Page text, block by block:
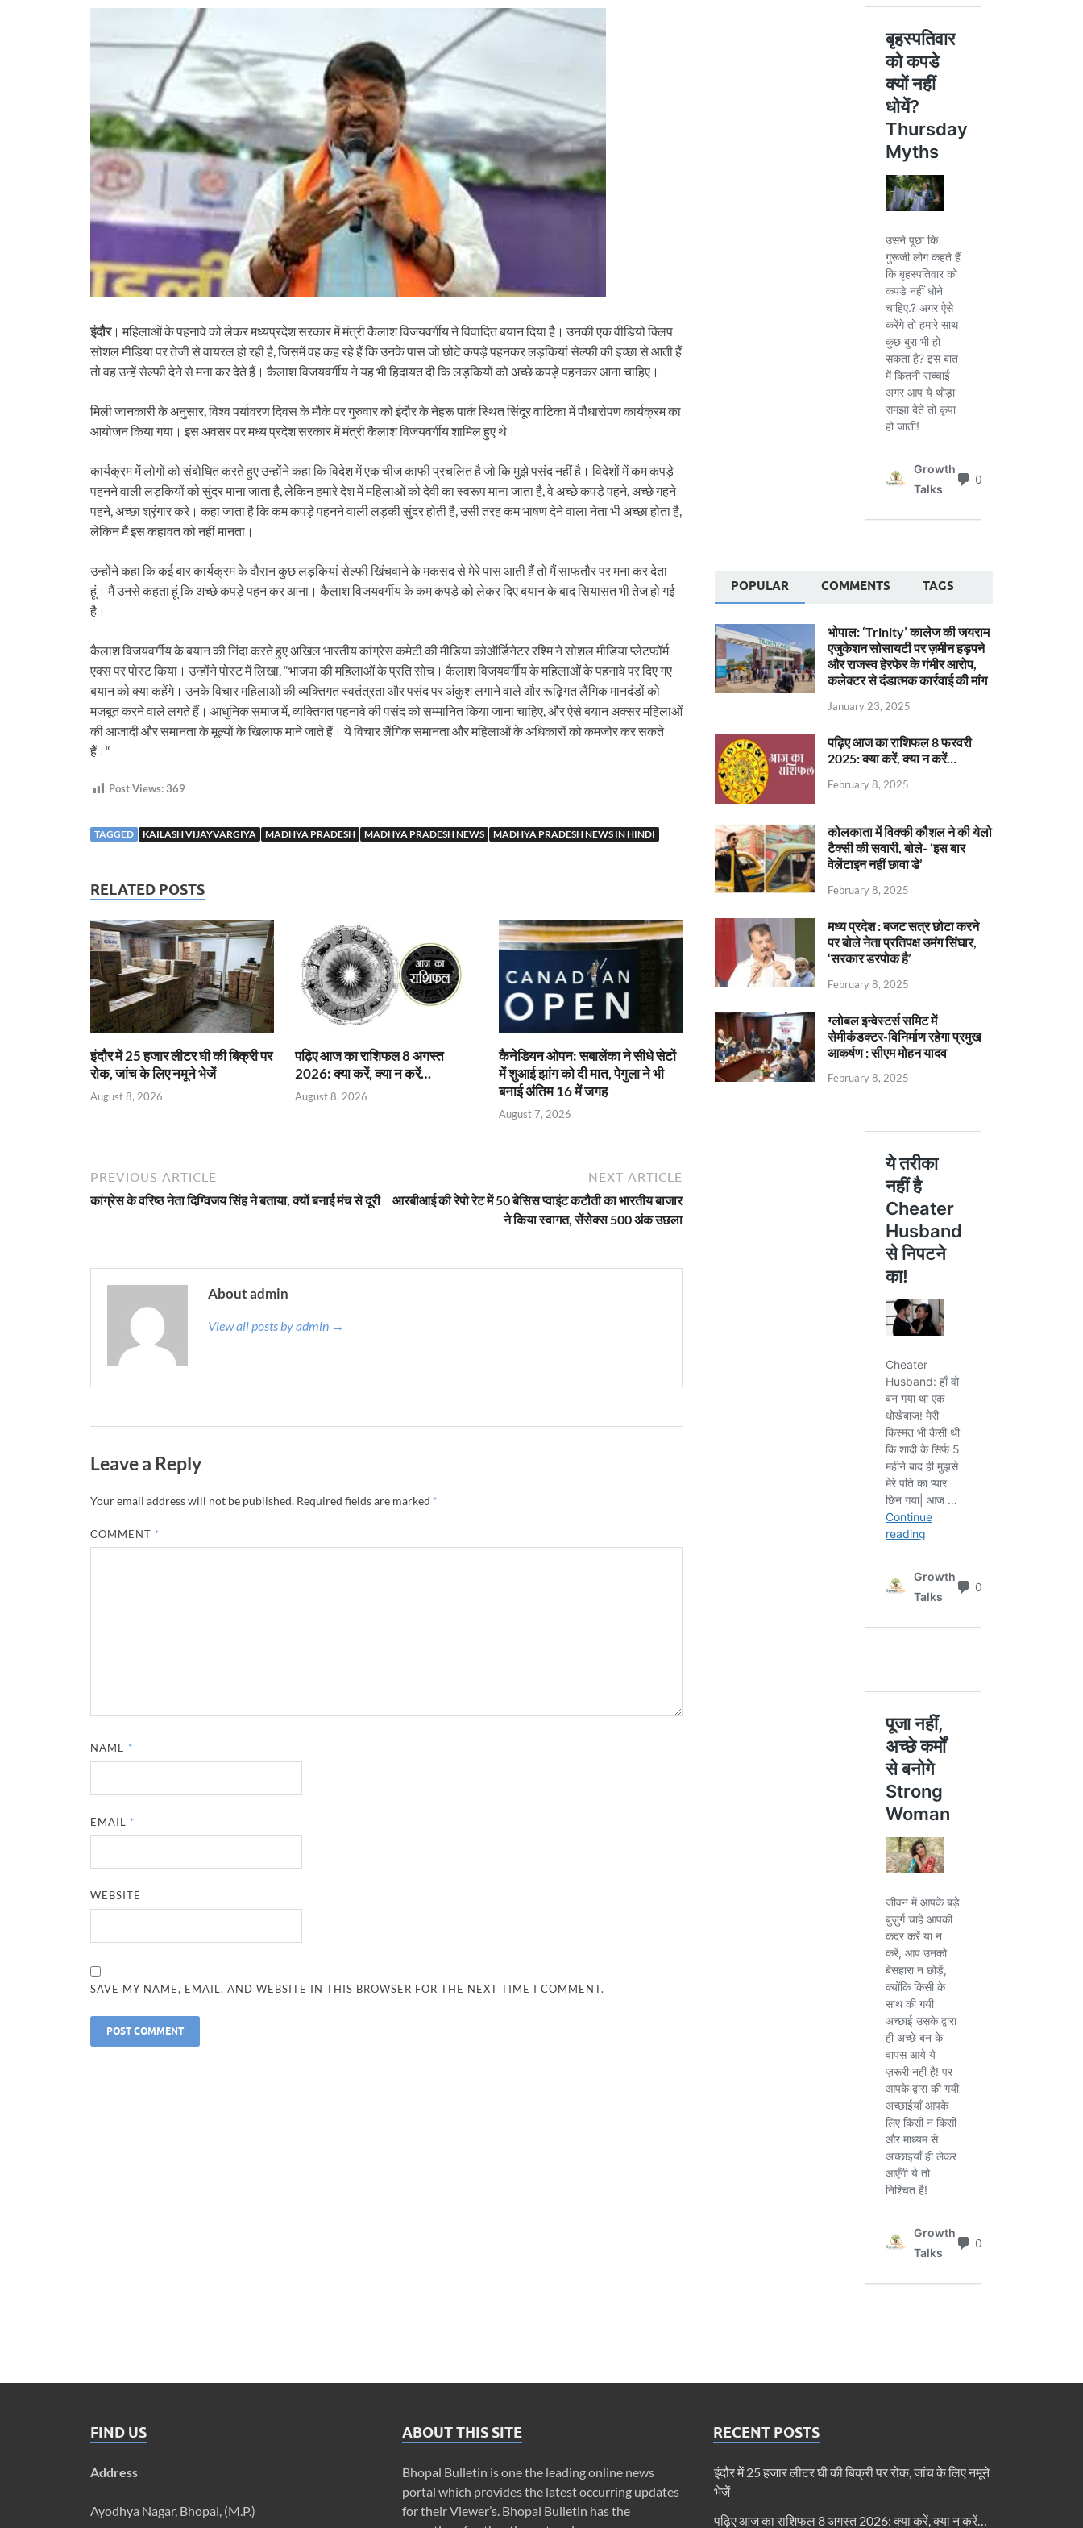
इंदौर। महिलाओं के पहनावे को लेकर मध्यप्रदेश सरकार में मंत्री कैलाश विजयवर्गीय ने विवादित बयान दिया है। उनकी एक वीडियो क्लिप
सोशल मीडिया पर तेजी से वायरल हो रही है, जिसमें वह कह रहे हैं कि उनके पास जो छोटे कपड़े पहनकर लड़कियां सेल्फी की इच्छा से आती हैं
तो वह उन्हें सेल्फी देने से मना कर देते हैं। कैलाश विजयवर्गीय ने यह भी हिदायत दी कि लड़कियों को अच्छे कपड़े पहनकर आना चाहिए।
मिली जानकारी के अनुसार, विश्व पर्यावरण दिवस के मौके पर गुरुवार को इंदौर के नेहरू पार्क स्थित सिंदूर वाटिका में पौधारोपण कार्यक्रम का
आयोजन किया गया। इस अवसर पर मध्य प्रदेश सरकार में मंत्री कैलाश विजयवर्गीय शामिल हुए थे।
कार्यक्रम में लोगों को संबोधित करते हुए उन्होंने कहा कि विदेश में एक चीज काफी प्रचलित है जो कि मुझे पसंद नहीं है। विदेशों में कम कपड़े
पहनने वाली लड़कियों को सुंदर माना जाता है, लेकिन हमारे देश में महिलाओं को देवी का स्वरूप माना जाता है, वे अच्छे कपड़े पहने, अच्छे गहने
पहने, अच्छा श्रृंगार करे। कहा जाता है कि कम कपड़े पहनने वाली लड़की सुंदर होती है, उसी तरह कम भाषण देने वाला नेता भी अच्छा होता है,
लेकिन मैं इस कहावत को नहीं मानता।
उन्होंने कहा कि कई बार कार्यक्रम के दौरान कुछ लड़कियां सेल्फी खिंचवाने के मकसद से मेरे पास आती हैं तो मैं साफतौर पर मना कर देता
हूं। मैं उनसे कहता हूं कि अच्छे कपड़े पहन कर आना। कैलाश विजयवर्गीय के कम कपड़े को लेकर दिए बयान के बाद सियासत भी तेज हो गई
है।
कैलाश विजयवर्गीय के बयान की निंदा करते हुए अखिल भारतीय कांग्रेस कमेटी की मीडिया कोऑर्डिनेटर रश्मि ने सोशल मीडिया प्लेटफॉर्म
एक्स पर पोस्ट किया। उन्होंने पोस्ट में लिखा, “भाजपा की महिलाओं के प्रति सोच। कैलाश विजयवर्गीय के महिलाओं के पहनावे पर दिए गए
बयान को क्या कहेंगे। उनके विचार महिलाओं की व्यक्तिगत स्वतंत्रता और पसंद पर अंकुश लगाने वाले और रूढ़िगत लैंगिक मानदंडों को
मजबूत करने वाले लगते हैं। आधुनिक समाज में, व्यक्तिगत पहनावे की पसंद को सम्मानित किया जाना चाहिए, और ऐसे बयान अक्सर महिलाओं
की आजादी और समानता के मूल्यों के खिलाफ माने जाते हैं। ये विचार लैंगिक समानता और महिलाओं के अधिकारों को कमजोर कर सकते
हैं।“
Post Views:369
TAGGED KAILASH VIJAYVARGIYA MADHYA PRADESH MADHYA PRADESH NEWS MADHYA PRADESH NEWS IN HINDI
RELATED POSTS
इंदौर में 25 हजार लीटर घी की बिक्री पर
रोक, जांच के लिए नमूने भेजें
August 8, 2026
पढ़िए आज का राशिफल 8 अगस्त
2026: क्या करें, क्या न करें…
August 8, 2026
कैनेडियन ओपन: सबालेंका ने सीधे सेटों
में शुआई झांग को दी मात, पेगुला ने भी
बनाई अंतिम 16 में जगह
August 7, 2026
PREVIOUS ARTICLE
कांग्रेस के वरिष्ठ नेता दिग्विजय सिंह ने बताया, क्यों बनाई मंच से दूरी
NEXT ARTICLE
आरबीआई की रेपो रेट में 50 बेसिस प्वाइंट कटौती का भारतीय बाजार
ने किया स्वागत, सेंसेक्स 500 अंक उछला
About admin
View all posts by admin →
Leave a Reply
Your email address will not be published. Required fields are marked *
COMMENT *
NAME *
EMAIL *
WEBSITE
SAVE MY NAME, EMAIL, AND WEBSITE IN THIS BROWSER FOR THE NEXT TIME I COMMENT.
POPULAR COMMENTS TAGS
भोपाल: ‘Trinity’ कालेज की जयराम
एजुकेशन सोसायटी पर ज़मीन हड़पने
और राजस्व हेरफेर के गंभीर आरोप,
कलेक्टर से दंडात्मक कार्रवाई की मांग
January 23, 2025
पढ़िए आज का राशिफल 8 फरवरी
2025: क्या करें, क्या न करें…
February 8, 2025
कोलकाता में विक्की कौशल ने की येलो
टैक्सी की सवारी, बोले- ‘इस बार
वेलेंटाइन नहीं छावा डे’
February 8, 2025
मध्य प्रदेश : बजट सत्र छोटा करने
पर बोले नेता प्रतिपक्ष उमंग सिंघार,
‘सरकार डरपोक है’
February 8, 2025
ग्लोबल इन्वेस्टर्स समिट में
सेमीकंडक्टर-विनिर्माण रहेगा प्रमुख
आकर्षण : सीएम मोहन यादव
February 8, 2025
FIND US
Address
Ayodhya Nagar, Bhopal, (M.P.)
ABOUT THIS SITE
Bhopal Bulletin is one the leading online news
portal which provides the latest occurring updates
for their Viewer’s. Bhopal Bulletin has the
RECENT POSTS
इंदौर में 25 हजार लीटर घी की बिक्री पर रोक, जांच के लिए नमूने
भेजें
पढ़िए आज का राशिफल 8 अगस्त 2026: क्या करें, क्या न करें…